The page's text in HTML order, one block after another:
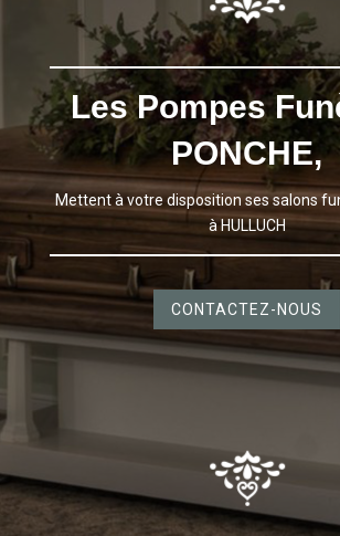
Les Pompes
PONCHE,
Mettent à votre disposition ses salons
à HULLUCH
CONTACTEZ-NOUS